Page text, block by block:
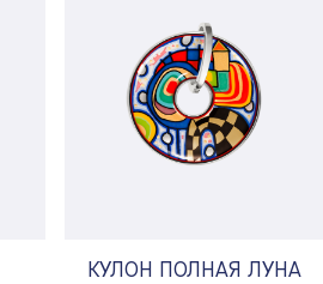
КУЛОН ПОЛНАЯ ЛУНА